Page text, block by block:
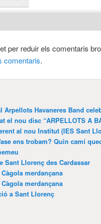
per reduir els comentaris
comentaris.
Arpellots Havaneres Band
el nou disc “ARPELLOTS A
al nou Institut (IES Sant
ens trobam? Quin camí
Sant Llorenç des Cardassar
merdançana
merdançana
a Sant Llorenç